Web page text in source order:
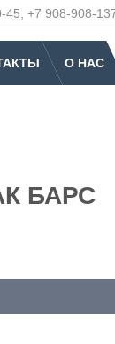
45, +7 908-908-
О НАС
БАРС